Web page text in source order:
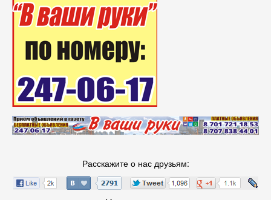
Расскажите о нас друзьям: